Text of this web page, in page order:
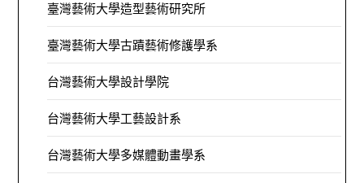
臺灣藝術大學造型藝術研究所
臺灣藝術大學古蹟藝術修護學系
台灣藝術大學設計學院
台灣藝術大學工藝設計系
台灣藝術大學多媒體動畫學系